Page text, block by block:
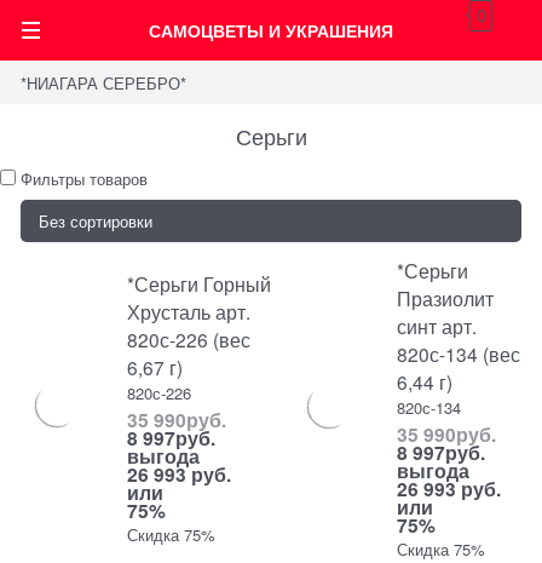
САМОЦВЕТЫ И УКРАШЕНИЯ
0
*НИАГАРА СЕРЕБРО*
Серьги
Фильтры товаров
*Серьги Горный
Хрусталь арт.
820с-226 (вес
6,67 г)
820с-226
35 990руб.
8 997руб.
выгода
26 993 руб.
или
75%
Скидка 75%
*Серьги
Празиолит
синт арт.
820с-134 (вес
6,44 г)
820с-134
35 990руб.
8 997руб.
выгода
26 993 руб.
или
75%
Скидка 75%